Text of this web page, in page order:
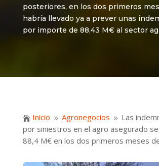
posteriores, en los dos primeros
habría llevado ya a prever unas
por importe de 88,43 M€ al sector
 Inicio 9 Agronegocios 9 Las
por siniestros en el agro asegurado
88,4 M€ en los dos primeros meses